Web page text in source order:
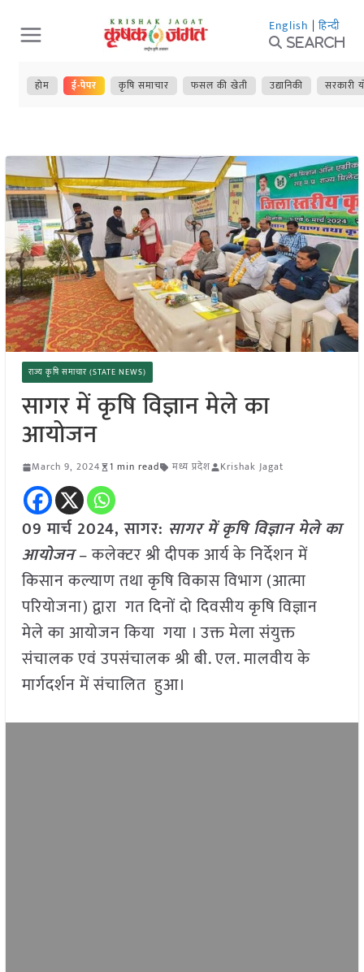
Skip
to
content
English | हिन्दी
Search
होम ई-पेपर कृषि समाचार फसल की खेती उद्यानिकी सरकारी
राज्य कृषि समाचार (STATE NEWS)
सागर में कृषि विज्ञान मेले का
आयोजन
March 9, 2024 1 min read मध्य प्रदेश Krishak Jagat
09 मार्च 2024, सागर: सागर में कृषि विज्ञान मेले का
आयोजन– कलेक्टर श्री दीपक आर्य के निर्देशन में
किसान कल्याण तथा कृषि विकास विभाग (आत्मा
परियोजना) द्वारा गत दिनों दो दिवसीय कृषि विज्ञान
मेले का आयोजन किया गया । उक्त मेला संयुक्त
संचालक एवं उपसंचालक श्री बी. एल. मालवीय के
मार्गदर्शन में संचालित हुआ।